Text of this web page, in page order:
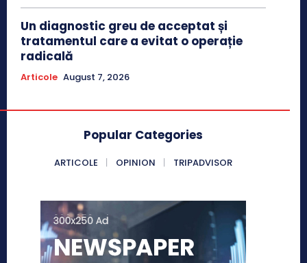
Un diagnostic greu de acceptat și
tratamentul care a evitat o operație
radicală
Articole August 7, 2026
Popular Categories
ARTICOLE OPINION TRIPADVISOR